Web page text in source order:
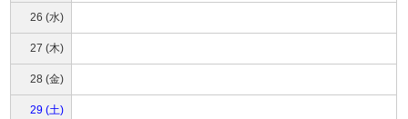
26 (水)
27 (木)
28 (金)
29 (土)